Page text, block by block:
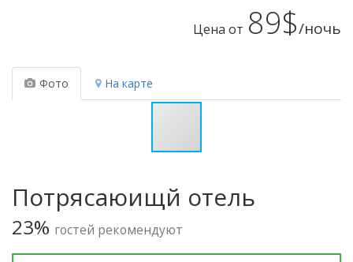
Цена от 89$/ночь
Фото На карте
Потрясаюищй отель
23% гостей рекомендуют